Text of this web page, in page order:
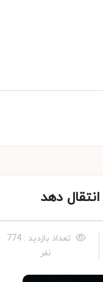
تعداد بازدید : 774
نفر